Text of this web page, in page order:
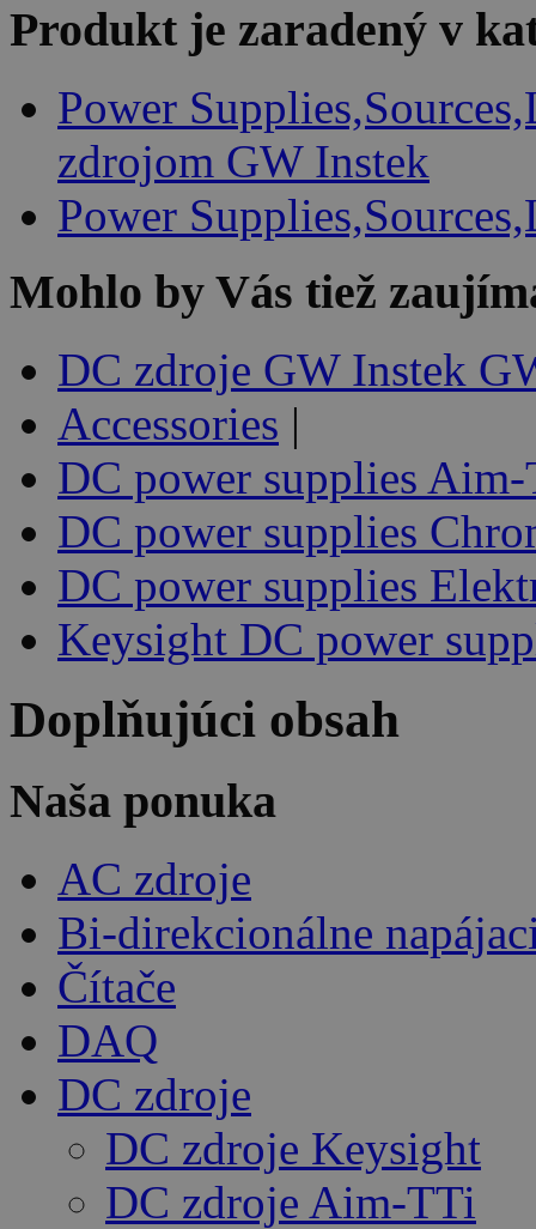
Produkt je zaradený v
Power
zdrojom GW Instek
Power
Mohlo by Vás tiež
DC zdroje GW Instek
Accessories |
DC power supplies
DC power supplies
DC power supplies
Keysight DC power
Doplňujúci obsah
Naša ponuka
AC zdroje
Bi-direkcionálne
Čítače
DAQ
DC zdroje
DC zdroje Keysight
DC zdroje Aim-TTi